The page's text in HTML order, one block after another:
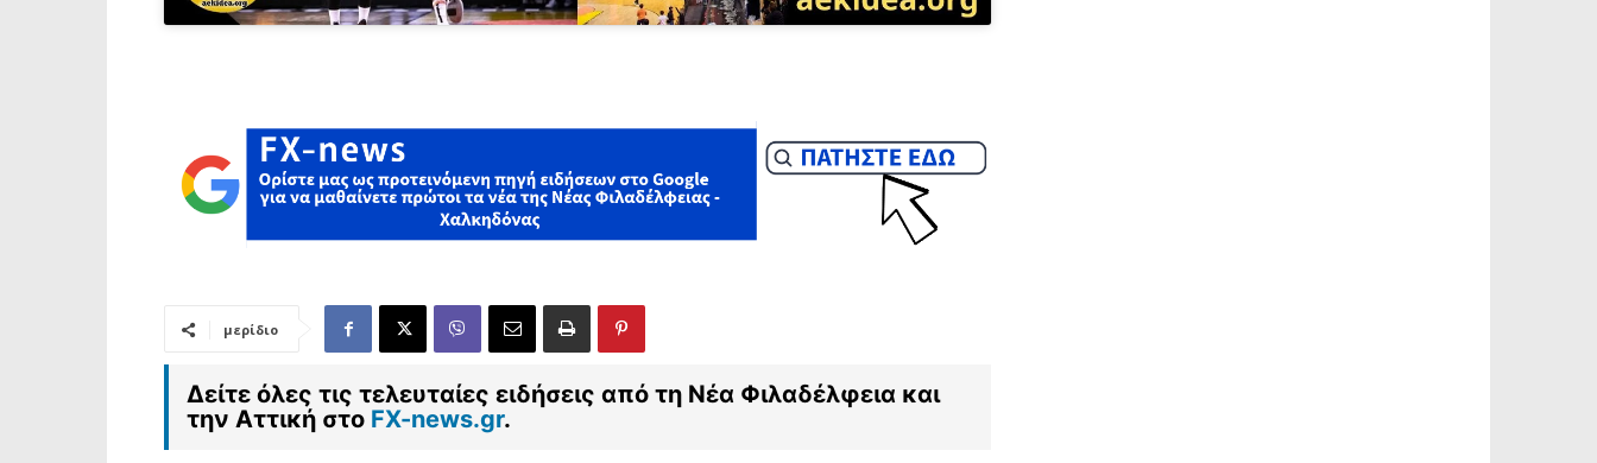
μερίδιο
Δείτε όλες τις τελευταίες ειδήσεις από τη Νέα Φιλαδέλφεια και
την Αττική στο FX-news.gr.